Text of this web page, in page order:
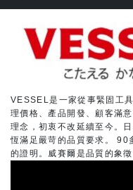
VESSEL是一家從事緊固工
理價格、產品開發、顧客滿
理念，初衷不改延續至今。
恆滿足嚴苛的品質要求。 90
的證明。威賽爾是品質的象